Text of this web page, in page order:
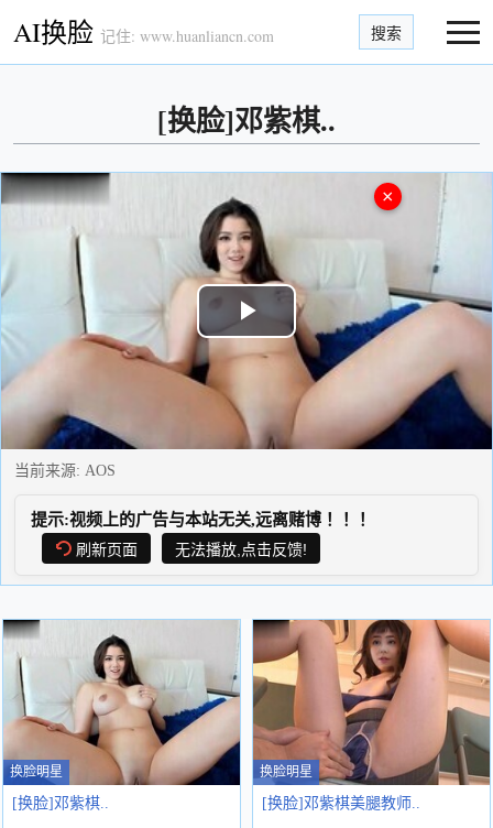
AI换脸 记住: www.huanliancn.com 搜索
[换脸]邓紫棋..
Play
Video
×
当前来源: AOS
提示:视频上的广告与本站无关,远离赌博！！！
刷新页面
无法播放,点击反馈!
换脸明星
[换脸]邓紫棋..
换脸明星
[换脸]邓紫棋美腿教师..